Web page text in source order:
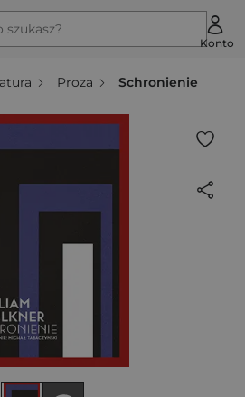
szukasz?
Konto
Proza Schronienie